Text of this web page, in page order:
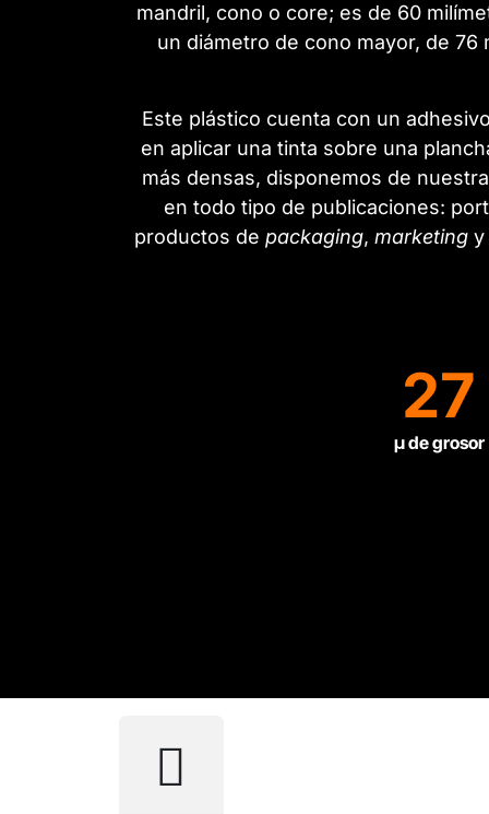
mandril, cono o core; es de 60
un diámetro de cono mayor, de
Este plástico cuenta con un
en aplicar una tinta sobre una
más densas, disponemos de
en todo tipo de publicaciones:
productos de packaging, marketingy
27
µ de grosor